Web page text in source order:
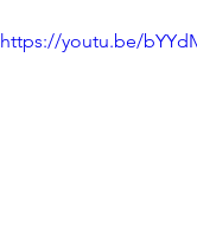
https://youtu.be/